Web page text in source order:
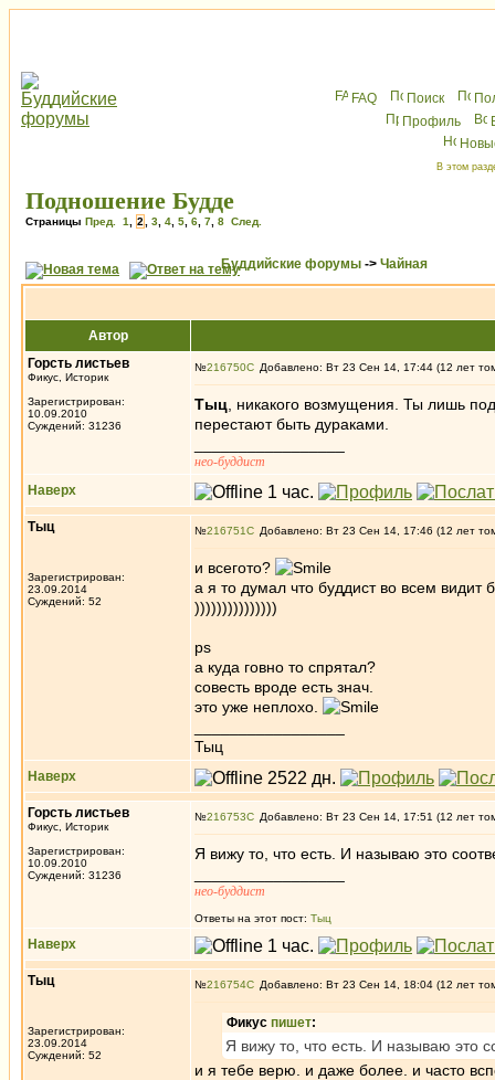
FAQ Поиск
Профиль
В этом
Подношение Будде
Страницы Пред. 1 2 3 4 5 6 7 8 След.
Буддийские форумы -> Чайная
Автор
Горсть листьев
Фикус, Историк
Зарегистрирован:
10.09.2010
Суждений: 31236
№216750 Добавлено: Вт 23 Сен 14, 17:44 (12 лет
Tыц , никакого возмущения. Ты лишь
перестают быть дураками.
нео-буддист
Наверх
Tыц
Зарегистрирован:
23.09.2014
Суждений: 52
№216751 Добавлено: Вт 23 Сен 14, 17:46 (12 лет
и всегото?
а я то думал что буддист во всем видит
)))))))))))))))
ps
а куда говно то спрятал?
совесть вроде есть знач.
это уже неплохо.
Тыц
Наверх
Горсть листьев
Фикус, Историк
Зарегистрирован:
10.09.2010
Суждений: 31236
№216753 Добавлено: Вт 23 Сен 14, 17:51 (12 лет
Я вижу то, что есть. И называю это
нео-буддист
Ответы на этот пост: Tыц
Наверх
Tыц
Зарегистрирован:
23.09.2014
Суждений: 52
№216754 Добавлено: Вт 23 Сен 14, 18:04 (12 лет
Фикус пишет:
Я вижу то, что есть. И называю это
и я тебе верю. и даже более. и часто